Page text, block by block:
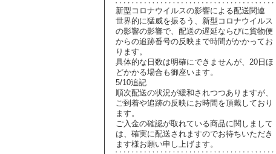
新型コロナウイルスの影響による配送関連
世界的に猛威を振るう、新型コロナウイルス
の影響の影響で、配送の遅延ならびに貨物便
からの追跡番号の反映まで時間がかかってお
ります。
具体的な日数は明確にできませんが、20日ほ
どかかる場合も御座います。
5/10追記
順次配送の状況が緩和されつつありますが、
ご到着や追跡の反映にお時間を頂戴しており
ます。
ご入金の確認が取れている商品に関しまして
は、確実に配送されますのでお待ちいただき
ます様お願い申し上げます。